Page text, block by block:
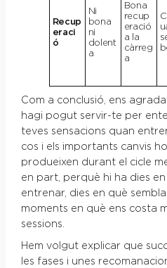
Recup
eraci
ó
Ni
bona
ni
dolent
a
Bona
recup
eració
a la
càrreg
a
Com a conclusió, ens
hagi pogut servir-te per
teves sensacions quan
cos i els importants canvis
produeixen durant el cicle
en part, perquè hi ha dies
entrenar, dies en què
moments en què ens costa
sessions.
Hem volgut explicar que
les fases i unes